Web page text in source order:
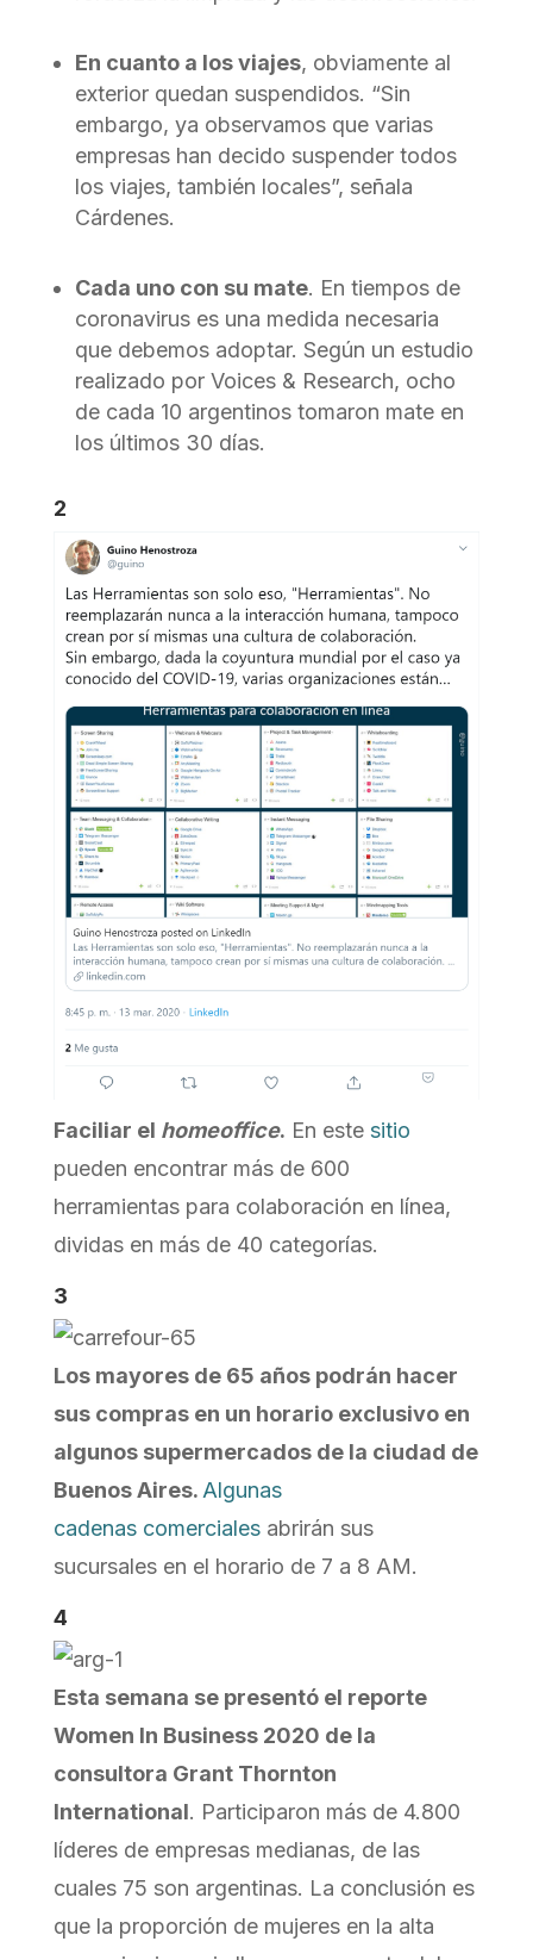
En cuanto a los viajes, obviamente al
exterior quedan suspendidos. “Sin
embargo, ya observamos que varias
empresas han decido suspender todos
los viajes, también locales”, señala
Cárdenes.
Cada uno con su mate. En tiempos de
coronavirus es una medida necesaria
que debemos adoptar. Según un estudio
realizado por Voices & Research, ocho
de cada 10 argentinos tomaron mate en
los últimos 30 días.
2
Faciliar el homeoffice. En este sitio
pueden encontrar más de 600
herramientas para colaboración en línea,
dividas en más de 40 categorías.
3
Los mayores de 65 años podrán hacer
sus compras en un horario exclusivo en
algunos supermercados de la ciudad de
Buenos Aires. Algunas
cadenas comercialesabrirán sus
sucursales en el horario de 7 a 8 AM.
4
Esta semana se presentó el reporte
Women In Business 2020 de la
consultora Grant Thornton
International. Participaron más de 4.800
líderes de empresas medianas, de las
cuales 75 son argentinas. La conclusión es
que la proporción de mujeres en la alta